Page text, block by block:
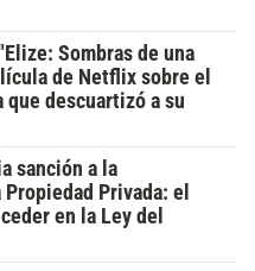
Sombras de una
de Netflix sobre el
que descuartizó a su
sanción a la
Privada: el
en la Ley del